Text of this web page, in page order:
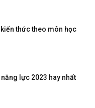
thức theo môn học
lực 2023 hay nhất